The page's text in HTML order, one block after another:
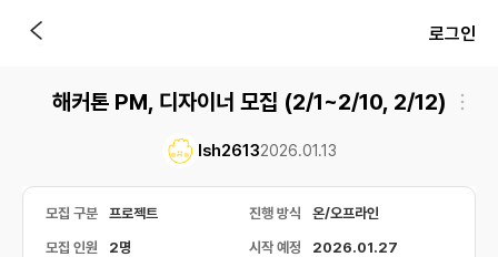
로그인
해커톤 PM, 디자이너 모집 (2/1~2/10, 2/12)
lsh26132026.01.13
모집 구분 프로젝트 진행 방식 온/오프라인
모집 인원 2명 시작 예정 2026.01.27